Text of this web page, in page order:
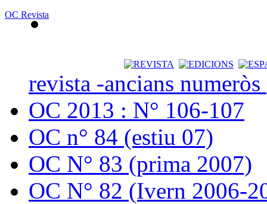
OC Revista
revista -ancians
OC 2013 : N° 106-107
OC n° 84 (estiu 07)
OC N° 83 (prima 2007)
OC N° 82 (Ivern 2006-